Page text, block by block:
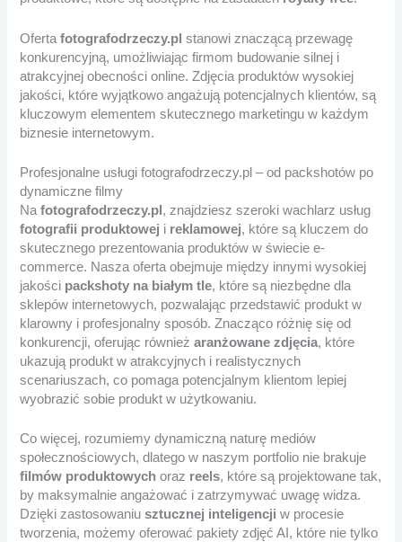
Ofertafotografodrzeczy.pl stanowi znaczącą przewagę
konkurencyjną, umożliwiając firmom budowanie silnej i
atrakcyjnej obecności online. Zdjęcia produktów wysokiej
jakości, które wyjątkowo angażują potencjalnych klientów, są
kluczowym elementem skutecznego marketingu w każdym
biznesie internetowym.
Profesjonalne usługi fotografodrzeczy.pl – od packshotów po
dynamiczne filmy
Nafotografodrzeczy.pl , znajdziesz szeroki wachlarz usług
fotografii produktowej i reklamowej, które są kluczem do
skutecznego prezentowania produktów w świecie e-
commerce. Nasza oferta obejmuje między innymi wysokiej
jakości packshoty na białym tle, które są niezbędne dla
sklepów internetowych, pozwalając przedstawić produkt w
klarowny i profesjonalny sposób. Znacząco różnię się od
konkurencji, oferując równieżaranżowane zdjęcia, które
ukazują produkt w atrakcyjnych i realistycznych
scenariuszach, co pomaga potencjalnym klientom lepiej
wyobrazić sobie produkt w użytkowaniu.
Co więcej, rozumiemy dynamiczną naturę mediów
społecznościowych, dlatego w naszym portfolio nie brakuje
filmów produktowych oraz reels, które są projektowane tak,
by maksymalnie angażować i zatrzymywać uwagę widza.
Dzięki zastosowaniusztucznej inteligencji w procesie
tworzenia, możemy oferować pakiety zdjęć AI, które nie tylko